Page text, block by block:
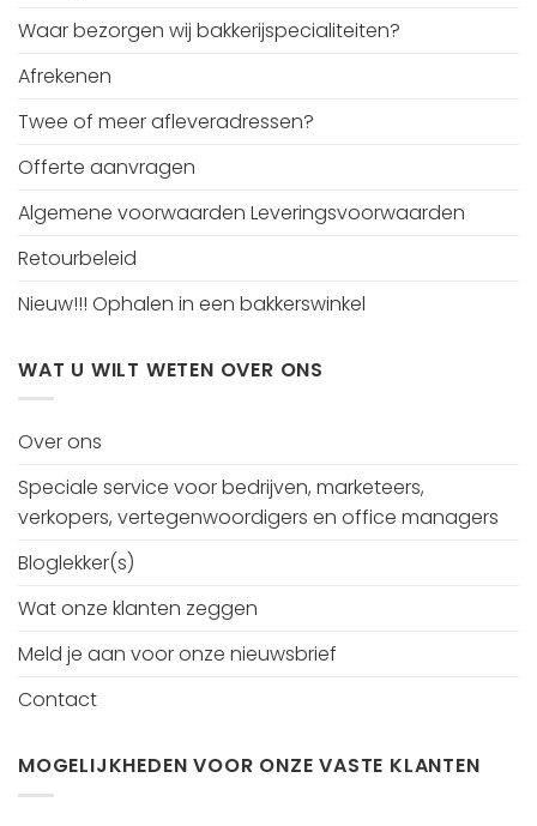
Waar bezorgen wij bakkerijspecialiteiten?
Afrekenen
Twee of meer afleveradressen?
Offerte aanvragen
Algemene voorwaarden Leveringsvoorwaarden
Retourbeleid
Nieuw!!! Ophalen in een bakkerswinkel
WAT U WILT WETEN OVER ONS
Over ons
Speciale service voor bedrijven, marketeers,
verkopers, vertegenwoordigers en office managers
Bloglekker(s)
Wat onze klanten zeggen
Meld je aan voor onze nieuwsbrief
Contact
MOGELIJKHEDEN VOOR ONZE VASTE KLANTEN